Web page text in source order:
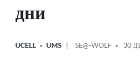
дни
В
UCELL UMS
ОТ
SE@-WOLF 30